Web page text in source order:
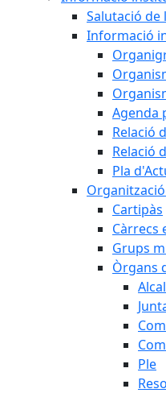
Salutació de
Informació
Agenda
Relació
Relació
Pla
Cartipàs
Càrrecs
Grups
Òrgans
Ple